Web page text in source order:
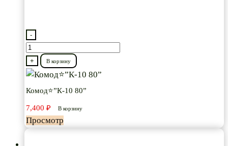
-
Количество
товара
Комод⭐”К-10
+ В корзину
Комод⭐”К-10 80”
7,400 ₽ В корзину
Просмотр